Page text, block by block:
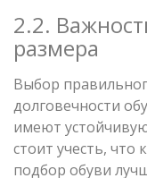
2.2.
размера
Выбор
долговечности
имеют
стоит учесть,
подбор обуви